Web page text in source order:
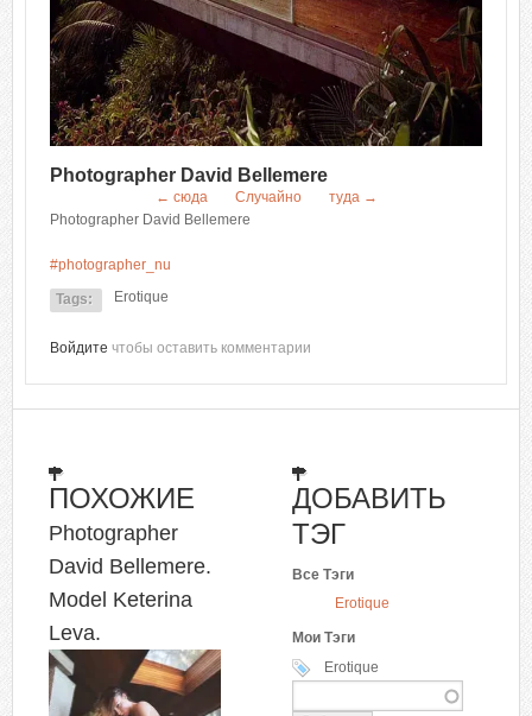
Photographer David Bellemere
← сюда Случайно
туда →
Photographer David Bellemere
#photographer_nu
Tags: Erotique
Войдите чтобы оставить комментарии
ПОХОЖИЕ
Photographer
David Bellemere.
Model Keterina
Leva.
ДОБАВИТЬ
ТЭГ
Все Тэги
Erotique
Мои Тэги
Erotique